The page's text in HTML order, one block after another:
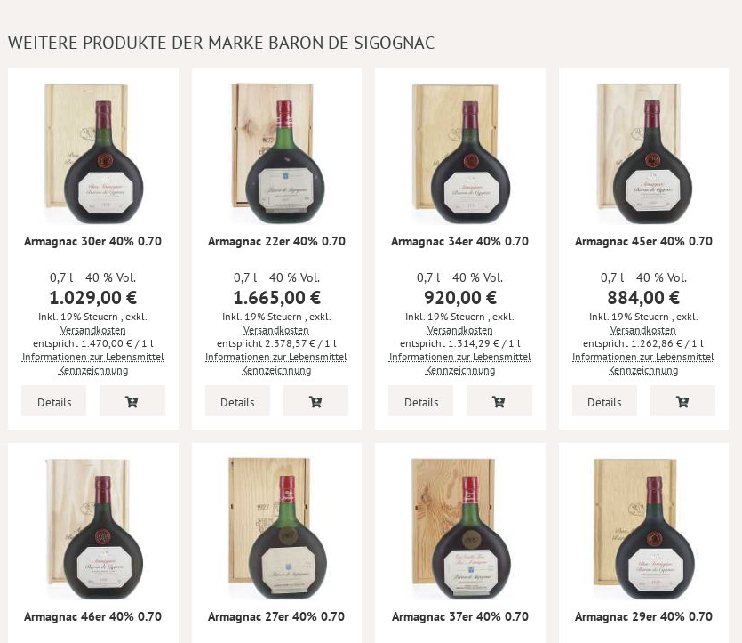
WEITERE PRODUKTE DER MARKE BARON DE SIGOGNAC
Armagnac 30er 40% 0.70
0,7 l 40 % Vol.
1.029,00 €
Inkl. 19% Steuern, exkl.
Versandkosten
1.470,00 €/ 1 l
Informationen zur Lebensmittel
Kennzeichnung
Details
Armagnac 22er 40% 0.70
0,7 l 40 % Vol.
1.665,00 €
Inkl. 19% Steuern , exkl.
Versandkosten
2.378,57 €/ 1 l
Informationen zur Lebensmittel
Kennzeichnung
Details
Armagnac 34er 40% 0.70
0,7 l 40 % Vol.
920,00 €
Inkl. 19% Steuern, exkl.
Versandkosten
1.314,29 €/ 1 l
Informationen zur Lebensmittel
Kennzeichnung
Details
Armagnac 45er 40% 0.70
0,7 l 40 % Vol.
884,00 €
Inkl. 19% Steuern , exkl.
Versandkosten
1.262,86 € / 1 l
Informationen zur Lebensmittel
Kennzeichnung
Details
Armagnac 46er 40% 0.70 Armagnac 27er 40% 0.70 Armagnac 37er 40% 0.70 Armagnac 29er 40% 0.70